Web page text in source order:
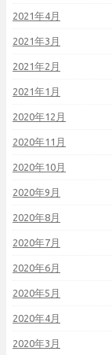
2021年4月
2021年3月
2021年2月
2021年1月
2020年12月
2020年11月
2020年10月
2020年9月
2020年8月
2020年7月
2020年6月
2020年5月
2020年4月
2020年3月